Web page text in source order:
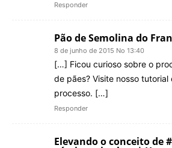
Responder
Pão de Semolina do
8 de junho de 2015 No 13:40
[…] Ficou curioso sobre o
de pães? Visite nosso
processo. […]
Responder
Elevando o conceito de